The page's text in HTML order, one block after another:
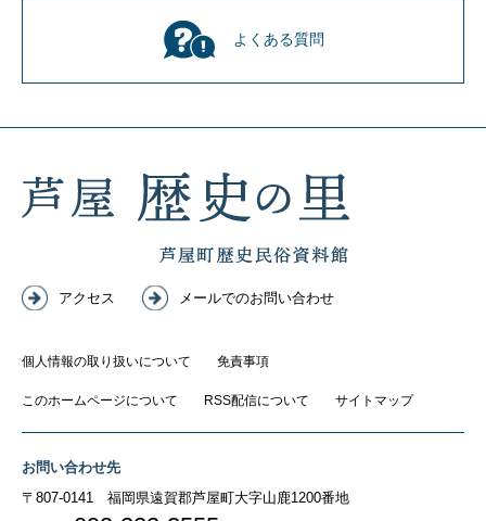
よくある質問
アクセス メールでのお問い合わせ
個人情報の取り扱いについて 免責事項
このホームページについて RSS配信について サイトマップ
お問い合わせ先
〒807-0141
福岡県遠賀郡芦屋町大字山鹿1200番地